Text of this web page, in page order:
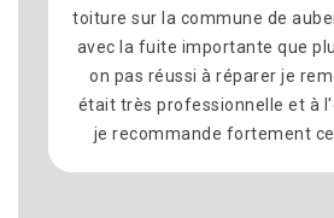
de aubenas ( ARDECHE )
que plusieurs couvreur
je remercie laurent à
et à l'écoute du client
cette entreprise
je
à